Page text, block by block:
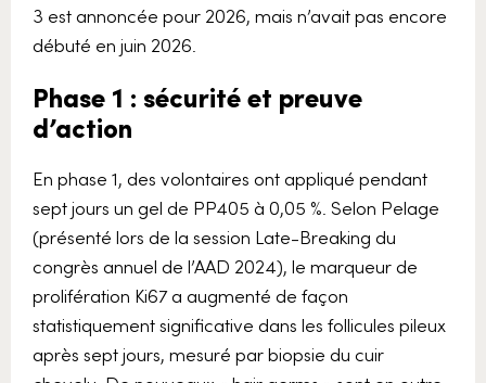
3 est annoncée pour 2026, mais n’avait pas encore
débuté en juin 2026.
Phase 1 : sécurité et preuve
d’action
En phase 1, des volontaires ont appliqué pendant
sept jours un gel de PP405 à 0,05 %. Selon Pelage
(présenté lors de la session Late-Breaking du
congrès annuel de l’AAD 2024), le marqueur de
prolifération Ki67 a augmenté de façon
statistiquement significative dans les follicules pileux
après sept jours, mesuré par biopsie du cuir